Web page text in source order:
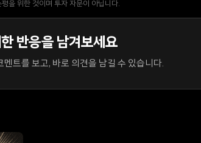
을 위한 것이며 투자 자문이 아닙니다.
반응을 남겨보세요
멘트를 보고, 바로 의견을 남길 수 있습니다.